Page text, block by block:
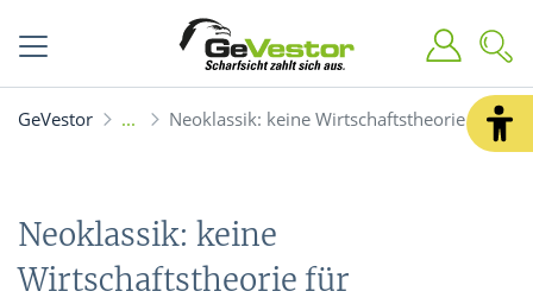
GeVestor Neoklassik: keine Wirtschaftstheorie für
Neoklassik: keine
Wirtschaftstheorie für